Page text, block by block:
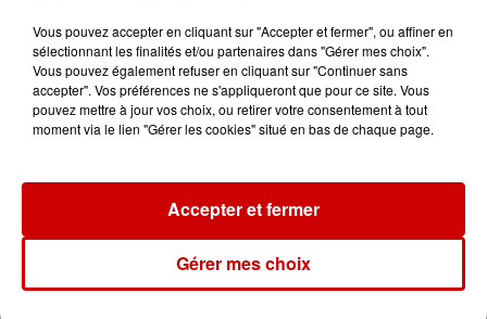
Jeux Voir plus
Festival du Roi Arthur 2026 !
Vous pouvez accepter en cliquant sur "Accepter et fermer", ou affiner en
sélectionnant les finalités et/ou partenaires dans "Gérer mes choix".
Vous pouvez également refuser en cliquant sur "Continuer sans
accepter". Vos préférences ne s'appliqueront que pour ce site. Vous
pouvez mettre à jour vos choix, ou retirer votre consentement à tout
moment via le lien "Gérer les cookies" situé en bas de chaque page.
Gérer mes choix
Accepter et fermer